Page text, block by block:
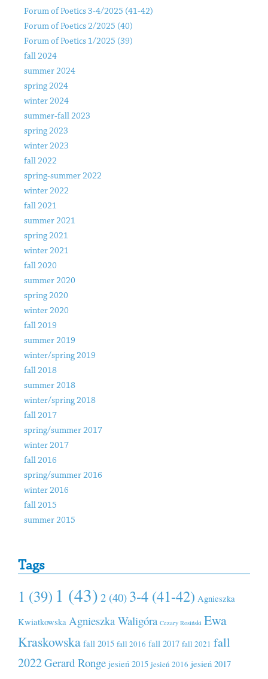
Forum of Poetics 3-4/2025 (41-42)
Forum of Poetics 2/2025 (40)
Forum of Poetics 1/2025 (39)
fall 2024
summer 2024
spring 2024
winter 2024
summer-fall 2023
spring 2023
winter 2023
fall 2022
spring-summer 2022
winter 2022
fall 2021
summer 2021
spring 2021
winter 2021
fall 2020
summer 2020
spring 2020
winter 2020
fall 2019
summer 2019
winter/spring 2019
fall 2018
summer 2018
winter/spring 2018
fall 2017
spring/summer 2017
winter 2017
fall 2016
spring/summer 2016
winter 2016
fall 2015
summer 2015
Tags
1 (39) 1 (43) 2 (40) 3-4 (41-42) Agnieszka
Kwiatkowska Agnieszka Waligóra Cezary Rosiński Ewa
Kraskowska fall 2015 fall 2016 fall 2017 fall 2021 fall
2022Gerard Ronge jesień 2015 jesień 2016 jesień 2017